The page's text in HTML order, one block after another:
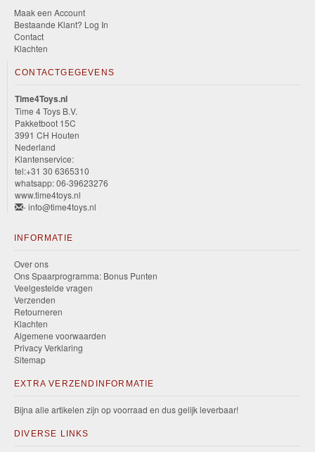
Maak een Account
Bestaande Klant? Log In
Contact
Klachten
CONTACTGEGEVENS
Time4Toys.nl
Time 4 Toys B.V.
Pakketboot 15C
3991 CH Houten
Nederland
Klantenservice:
tel:+31 30 6365310
whatsapp: 06-39623276
www.time4toys.nl
- info@time4toys.nl
INFORMATIE
Over ons
Ons Spaarprogramma: Bonus Punten
Veelgestelde vragen
Verzenden
Retourneren
Klachten
Algemene voorwaarden
Privacy Verklaring
Sitemap
EXTRA VERZENDINFORMATIE
Bijna alle artikelen zijn op voorraad en dus gelijk leverbaar!
DIVERSE LINKS